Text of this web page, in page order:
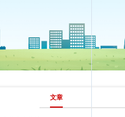
文章